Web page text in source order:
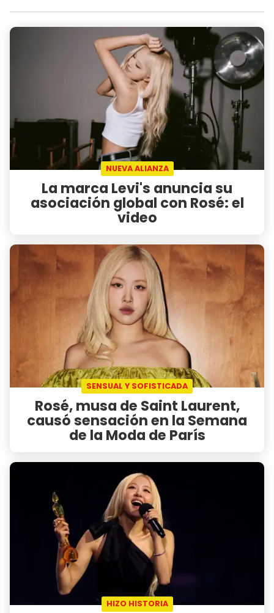
NUEVA ALIANZA
La marca Levi's anuncia su
asociación global con Rosé: el
video
SENSUAL Y SOFISTICADA
Rosé, musa de Saint Laurent,
causó sensación en la Semana
de la Moda de París
HIZO HISTORIA